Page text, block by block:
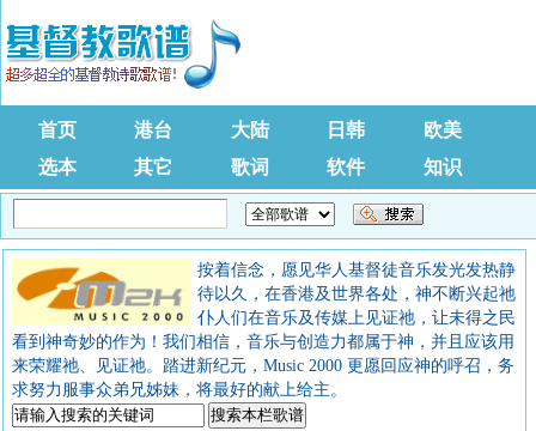
首页 港台 大陆 日韩
欧美
选本
其它 歌词 软件 知识
按着信念，愿见华人基督徒音乐发光发热静
待以久，在香港及世界各处，神不断兴起祂
仆人们在音乐及传媒上见证祂，让未得之民
看到神奇妙的作为！我们相信，音乐与创造力都属于神，并且应该用
来荣耀祂、见证祂。踏进新纪元，Music 2000 更愿回应神的呼召，务
求努力服事众弟兄姊妹，将最好的献上给主。